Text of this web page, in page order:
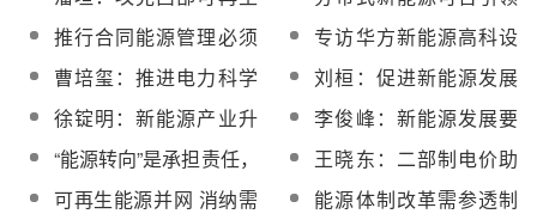
能源并网关键技术
中国能源的未来
推行合同能源管理必须
解决制度障碍
专访华方新能源高科设
备有限公司总经理伍春
银
曹培玺：推进电力科学
发展 点亮能源中国梦
刘桓：促进新能源发展
的税收鼓励政策变化趋
势
徐锭明：新能源产业升
级需苦练内功
李俊峰：新能源发展要
借技术，也要创技术
“能源转向”是承担责任，
也是利用机会
王晓东：二部制电价助
推 新能源规模化持续发
可再生能源并网 消纳需
能源体制改革需参透制